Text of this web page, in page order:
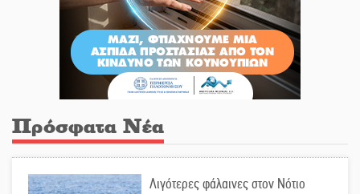
Πρόσφατα Νέα
Λιγότερες φάλαινες στον Νότιο